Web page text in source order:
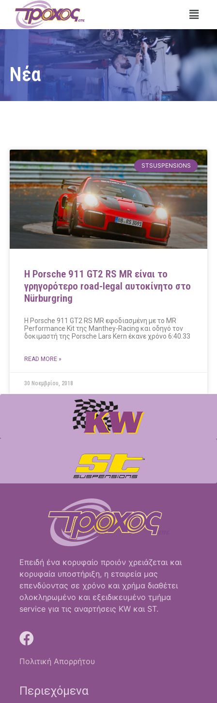
Νέα
STSUSPENSIONS
Η Porsche 911 GT2 RS MR είναι το
γρηγορότερο road-legal αυτοκίνητο στο
Nürburgring
Η Porsche 911 GT2 RS MR εφοδιασμένη με το MR
Performance Kit της Manthey-Racing και οδηγό τον
δοκιμαστή της Porsche Lars Kern έκανε χρόνο 6:40.33
READ MORE »
30 Νοεμβρίου, 2018
Επειδή ένα κορυφαίο προιόν χρειάζεται και
κορυφαία υποστήριξη, η εταιρεία μας
επενδύοντας σε χρόνο και χρήμα διαθέτει
ολοκληρωμένο και εξειδικευμένο τμήμα
service για τις αναρτήσεις KW και ST.
Πολιτική Απορρήτου
Περιεχόμενα